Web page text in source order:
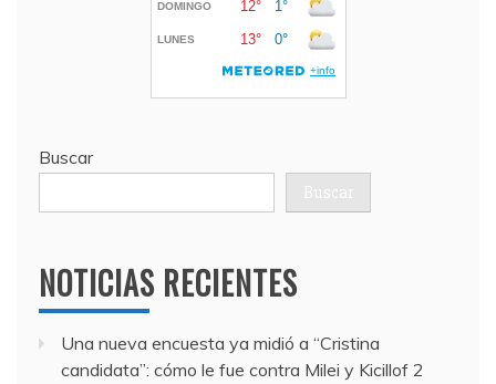
Buscar
Buscar
NOTICIAS RECIENTES
Una nueva encuesta ya midió a “Cristina
candidata”: cómo le fue contra Milei y Kicillof 2